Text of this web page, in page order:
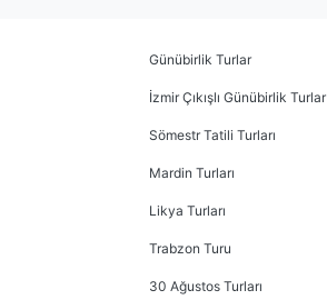
Günübirlik Turlar
İzmir Çıkışlı Günübirlik Turlar
Sömestr Tatili Turları
Mardin Turları
Likya Turları
Trabzon Turu
30 Ağustos Turları